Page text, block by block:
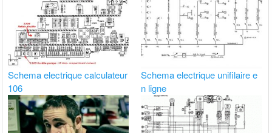
Schema electrique calculateur
106
Schema electrique unifilaire e
n ligne